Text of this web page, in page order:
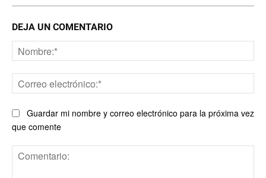
DEJA UN COMENTARIO
Guardar mi nombre y correo electrónico para la próxima vez
que comente